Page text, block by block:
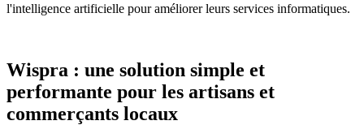
l'intelligence artificielle pour améliorer leurs services informatiques.
Wispra : une solution simple et
performante pour les artisans et
commerçants locaux